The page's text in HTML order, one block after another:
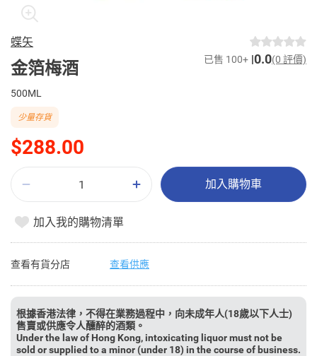
蝶矢
金箔梅酒 已售 100+ 0.0(0 評價)
500ML
$288.00
少量存貨
加入購物車
加入我的購物清單
查看有貨分店 查看供應
根據香港法律，不得在業務過程中，向未成年人(18歲以下人士)
售賣或供應令人醺醉的酒類。
Under the law of Hong Kong, intoxicating liquor must not be
sold or supplied to a minor (under 18) in the course of business.